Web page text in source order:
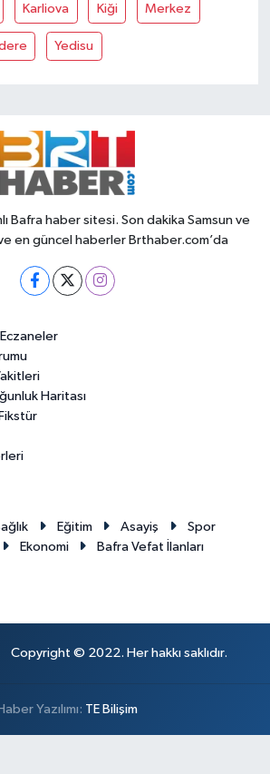
Karliova Kiği Merkez
Yedisu
Bafra haber sitesi. Son dakika Samsun ve
en güncel haberler Brthaber.com’da
Haritası
Eğitim Asayiş
Spor
Ekonomi
Bafra Vefat İlanları
Copyright © 2022. Her hakkı saklıdır.
Yazılımı: TE Bilişim